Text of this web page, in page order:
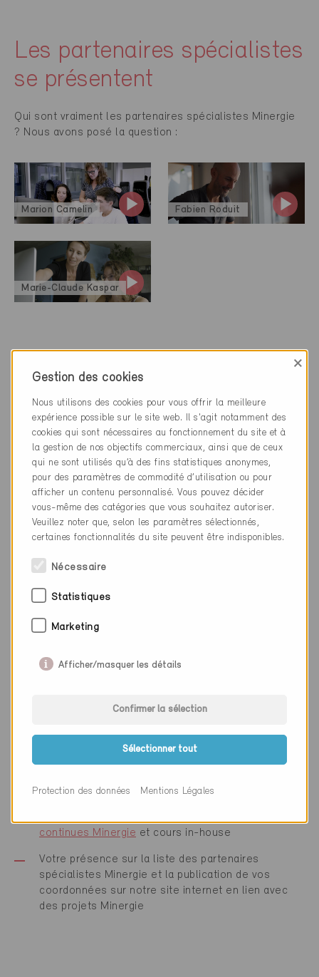
Les partenaires spécialistes
se présentent
Qui sont vraiment les partenaires spécialistes Minergie
? Nous avons posé la question :
Marion Camelin Fabien Roduit
Marie-Claude Kaspar
Avantages pour les
partenaires spécialistes
Le partenariat avec Minergie vous offre différents
avantages qui renforcent, entre autres, votre position
sur le marché.
En tant que partenaire spécialiste Minergie, vous bénéficiez
Une marque connue et reconnue
Un réseau solide dans les milieux économiques, la
Un marché en constante croissance
Un partenaire pour « construire l’avenir »
Des événements exclusifs et des manifestations
gratuites dans le réseau Minergie
communication
continues Minergie et cours in-house
Votre présence sur la liste des partenaires
spécialistes Minergie et la publication de vos
coordonnées sur notre site internet en lien avec
des projets Minergie
Gestion des cookies
×
Nous utilisons des cookies pour vous offrir la meilleure
expérience possible sur le site web. Il s'agit notamment des
cookies qui sont nécessaires au fonctionnement du site et à
la gestion de nos objectifs commerciaux, ainsi que de ceux
qui ne sont utilisés qu’à des fins statistiques anonymes,
pour des paramètres de commodité d’utilisation ou pour
afficher un contenu personnalisé. Vous pouvez décider
vous-même des catégories que vous souhaitez autoriser.
Veuillez noter que, selon les paramètres sélectionnés,
certaines fonctionnalités du site peuvent être indisponibles.
Nécessaire
Statistiques
Marketing
Afficher/masquer les détails
Confirmer la sélection
Sélectionner tout
Protection des données Mentions Légales